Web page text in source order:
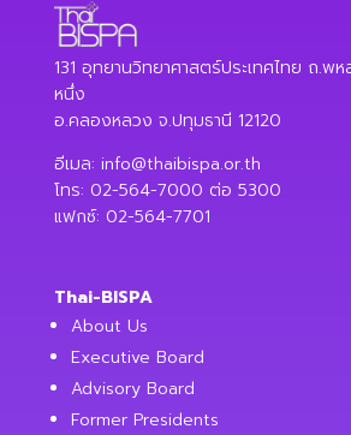
131 อุทยานวิทยาศาสตร์ประเทศไทย ถ.พ
หนึ่ง
อ.คลองหลวง จ.ปทุมธานี 12120
อีเมล: info@thaibispa.or.th
โทร: 02-564-7000 ต่อ 5300
แฟกซ์: 02-564-7701
Thai-BISPA
About Us
Executive Board
Advisory Board
Former Presidents